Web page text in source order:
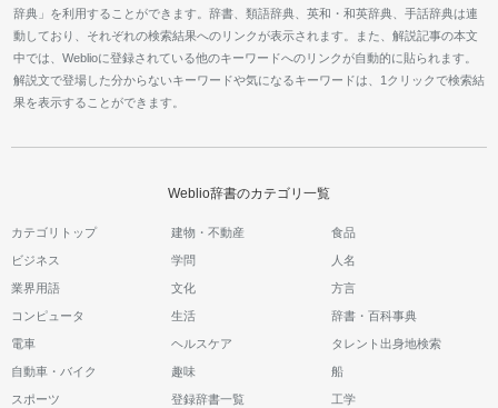
辞典」を利用することができます。辞書、類語辞典、英和・和英辞典、手話辞典は連
動しており、それぞれの検索結果へのリンクが表示されます。また、解説記事の本文
中では、Weblioに登録されている他のキーワードへのリンクが自動的に貼られます。
解説文で登場した分からないキーワードや気になるキーワードは、1クリックで検索結
果を表示することができます。
Weblio辞書のカテゴリ一覧
カテゴリトップ 建物・不動産 食品
ビジネス 学問 人名
業界用語 文化 方言
コンピュータ 生活 辞書・百科事典
電車 ヘルスケア タレント出身地検索
自動車・バイク 趣味 船
スポーツ 登録辞書一覧 工学